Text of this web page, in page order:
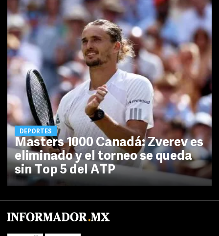
DEPORTES
Masters 1000 Canadá: Zverev es
eliminado y el torneo se queda
sin Top 5 del ATP